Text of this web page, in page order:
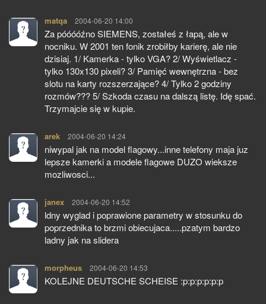
matqa pisze:
2004-06-20 14:00
Za póóóóźno SIEMENS, zostałeś z łapą, ale w
nocniku. W 2001 ten fonik zrobiłby karierę, ale nie
dzisiaj. 1/ Kamerka - tylko VGA? 2/ Wyświetlacz -
tylko 130x130 pixeli? 3/ Pamięć wewnętrzna - bez
slotu na karty rozszerzające? 4/ Tylko 2 godziny
rozmów??? 5/ Szkoda czasu na dalszą listę. Idę spać.
Trzymajcie się w kupie.
arek pisze:
2004-06-20 14:24
niwypal jak na model flagowy...inne telefony maja juz
lepsze kamerki a modele flagowe DUZO wieksze
mozliwosci...
janex pisze:
2004-06-20 14:52
ldny wyglad i poprawione parametry w stosunku do
poprzednika to brzmi obiecujaca.....pzatym bardzo
ladny jak na slidera
morpheus pisze:
2004-06-20 14:53
KOLEJNE DEUTSCHE SCHEISE :p:p:p:p:p:p